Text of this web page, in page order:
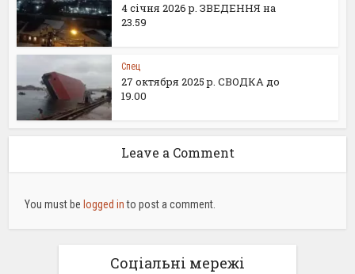
4 січня 2026 р. ЗВЕДЕННЯ на
23.59
Спец
27 октября 2025 р. СВОДКА до
19.00
Leave a Comment
You must belogged into post a comment.
Соціальні мережі